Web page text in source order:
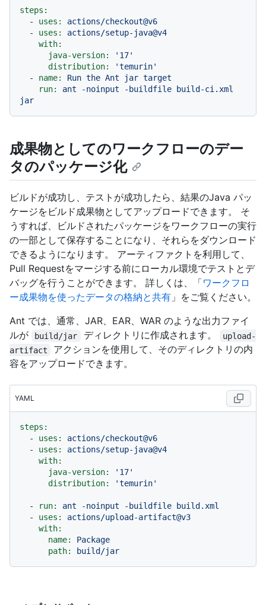
steps:
-
uses:
actions/checkout@v6
-
uses:
actions/setup-java@v4
with:
java-version:
'17'
distribution:
'temurin'
-
name: Run the Ant jar target
run:
ant -noinput -buildfile
build-ci.xml
jar
成果物としてのワークフローのデー
タのパッケージ化
ビルドが成功し、テストが成功したら、結果のJava パッ
ケージをビルド成果物としてアップロードできます。 そ
うすれば、ビルドされたパッケージをワークフローの実行
の一部として保存することになり、それらをダウンロード
できるようになります。 アーティファクトを利用して、
Pull Requestをマージする前にローカル環境でテストとデ
バッグを行うことができます。 詳しくは、「ワークフロ
ー成果物を使ったデータの格納と共有 」をご覧ください。
Ant では、通常、JAR、EAR、WAR のような出力ファイ
ルが
build/jar ディレクトリに作成されます。
upload-
artifact
アクションを使用して、そのディレクトリの内
容をアップロードできます。
YAML
steps:
-
uses:
actions/checkout@v6
-
uses:
actions/setup-java@v4
with:
java-version:
'17'
distribution:
'temurin'
- run: ant -noinput -buildfile
build.xml
-
uses:
actions/upload-artifact@v3
with:
name:
Package
path:
build/jar